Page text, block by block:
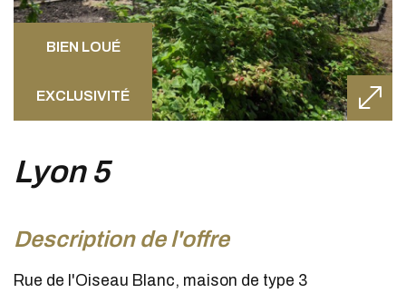
BIEN LOUÉ
EXCLUSIVITÉ
lyon 5
description de l'offre
Rue de l'Oiseau Blanc, maison de type 3